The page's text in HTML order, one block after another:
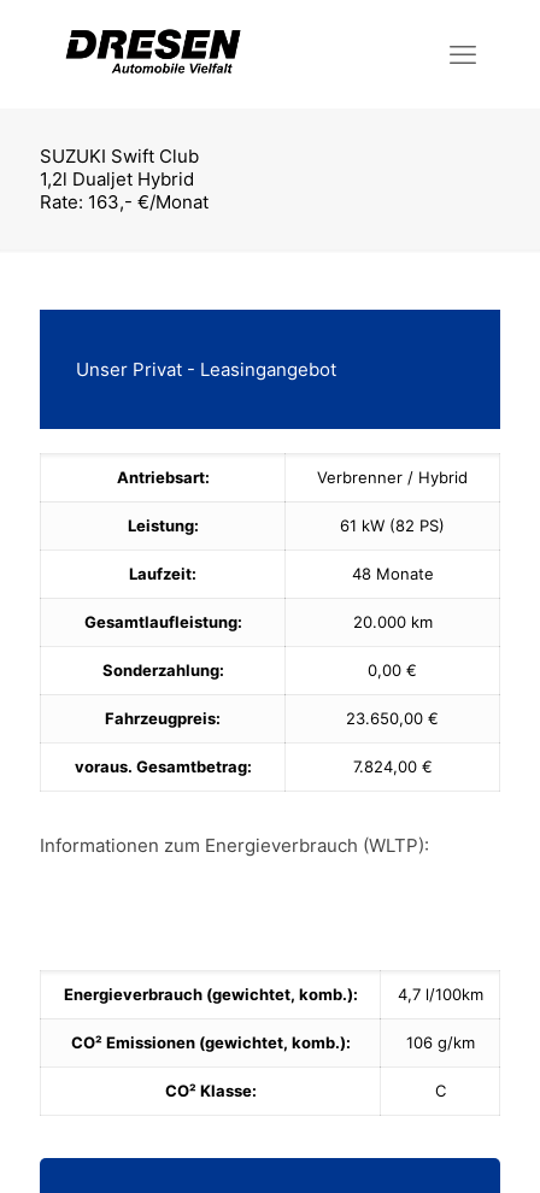
SUZUKI Swift Club
1,2l Dualjet Hybrid
Rate: 163,- €/Monat
Unser Privat - Leasingangebot
Antriebsart: Verbrenner / Hybrid
Leistung: 61 kW (82 PS)
Laufzeit: 48 Monate
Gesamtlaufleistung: 20.000 km
Sonderzahlung: 0,00 €
Fahrzeugpreis: 23.650,00 €
voraus. Gesamtbetrag: 7.824,00 €
Informationen zum Energieverbrauch (WLTP):
Energieverbrauch (gewichtet, komb.): 4,7 l/100km
CO² Emissionen (gewichtet, komb.): 106 g/km
CO² Klasse: C